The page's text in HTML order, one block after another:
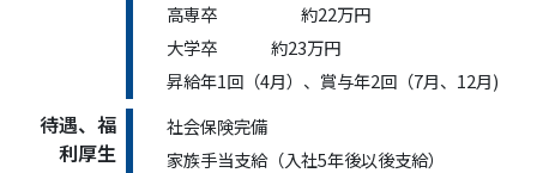
高専卒 約22万円
大学卒 約23万円
昇給年1回（4月）、賞与年2回（7月、12月)
待遇、福
利厚生
社会保険完備
家族手当支給（入社5年後以後支給）